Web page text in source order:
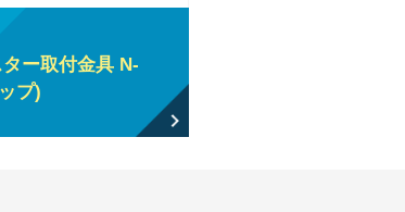
ー取付金具 N-
プ)